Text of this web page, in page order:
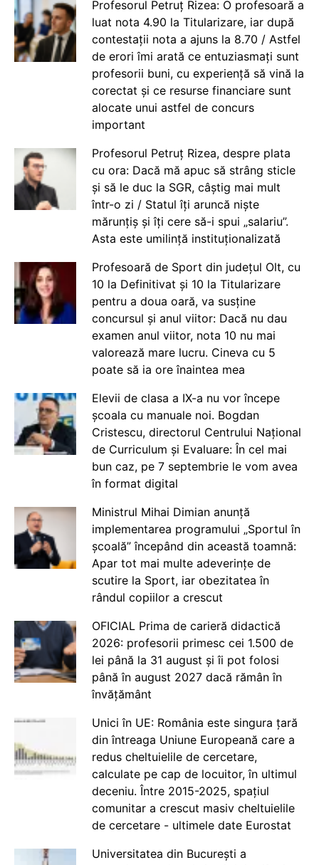
Profesorul Petruț Rizea: O profesoară a
luat nota 4.90 la Titularizare, iar după
contestații nota a ajuns la 8.70 / Astfel
de erori îmi arată ce entuziasmați sunt
profesorii buni, cu experiență să vină la
corectat și ce resurse financiare sunt
alocate unui astfel de concurs
important
Profesorul Petruț Rizea, despre plata
cu ora: Dacă mă apuc să strâng sticle
și să le duc la SGR, câștig mai mult
într-o zi / Statul îți aruncă niște
mărunțiș și îți cere să-i spui „salariu”.
Asta este umilință instituționalizată
Profesoară de Sport din județul Olt, cu
10 la Definitivat și 10 la Titularizare
pentru a doua oară, va susține
concursul și anul viitor: Dacă nu dau
examen anul viitor, nota 10 nu mai
valorează mare lucru. Cineva cu 5
poate să ia ore înaintea mea
Elevii de clasa a IX-a nu vor începe
școala cu manuale noi. Bogdan
Cristescu, directorul Centrului Național
de Curriculum și Evaluare: În cel mai
bun caz, pe 7 septembrie le vom avea
în format digital
Ministrul Mihai Dimian anunță
implementarea programului „Sportul în
școală” începând din această toamnă:
Apar tot mai multe adeverințe de
scutire la Sport, iar obezitatea în
rândul copiilor a crescut
OFICIAL Prima de carieră didactică
2026: profesorii primesc cei 1.500 de
lei până la 31 august și îi pot folosi
până în august 2027 dacă rămân în
învățământ
Unici în UE: România este singura țară
din întreaga Uniune Europeană care a
redus cheltuielile de cercetare,
calculate pe cap de locuitor, în ultimul
deceniu. Între 2015-2025, spațiul
comunitar a crescut masiv cheltuielile
de cercetare - ultimele date Eurostat
Universitatea din București a